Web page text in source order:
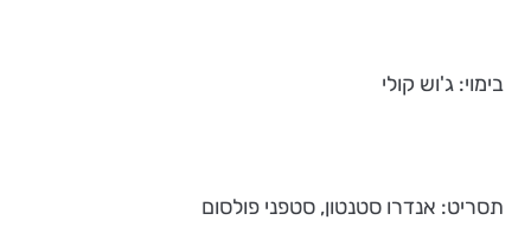
בימוי: ג'וש קולי
תסריט: אנדרו סטנטון, סטפני פולסום